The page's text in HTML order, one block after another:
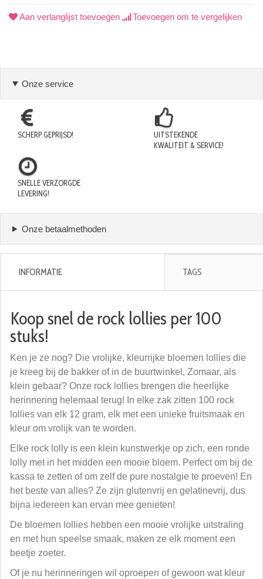
Aan verlanglijst toevoegen Toevoegen om te vergelijken
Onze service
SCHERP GEPRIJSD!
UITSTEKENDE
KWALITEIT & SERVICE!
SNELLE VERZORGDE
LEVERING!
Onze betaalmethoden
INFORMATIE TAGS
Koop snel de rock lollies per 100
stuks!
Ken je ze nog? Die vrolijke, kleurrijke bloemen lollies die
je kreeg bij de bakker of in de buurtwinkel, Zomaar, als
klein gebaar? Onze rock lollies brengen die heerlijke
herinnering helemaal terug! In elke zak zitten 100 rock
lollies van elk 12 gram, elk met een unieke fruitsmaak en
kleur om vrolijk van te worden.
Elke rock lolly is een klein kunstwerkje op zich, een ronde
lolly met in het midden een mooie bloem. Perfect om bij de
kassa te zetten of om zelf de pure nostalgie te proeven! En
het beste van alles? Ze zijn glutenvrij en gelatinevrij, dus
bijna iedereen kan ervan mee genieten!
De bloemen lollies hebben een mooie vrolijke uitstraling
en met hun speelse smaak, maken ze elk moment een
beetje zoeter.
Of je nu herinneringen wil oproepen of gewoon wat kleur